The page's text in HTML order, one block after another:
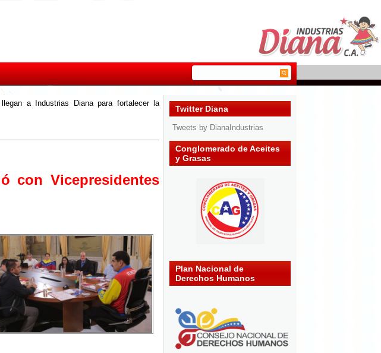
a Industrias Diana para fortalecer la
con Vicepresidentes
Twitter Diana
Tweets by DianaIndustrias
Conglomerado de Aceites
y Grasas
Plan Nacional de
Derechos Humanos